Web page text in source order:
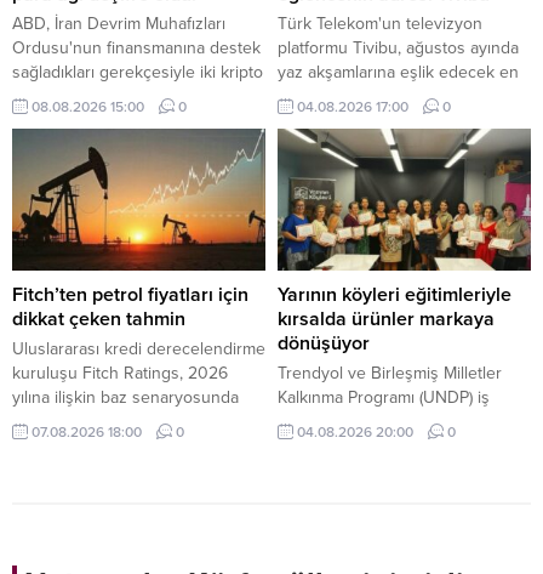
ABD, İran Devrim Muhafızları
Ordusu'nun finansmanına destek
sağladıkları gerekçesiyle iki kripto
para borsasını ve gölge bankacılık
ağını yaptırım listesine aldı.
08.08.2026 15:00 0
Türk Telekom'un televizyon
platformu Tivibu, ağustos ayında
yaz akşamlarına eşlik edecek en
yeni yapımları ve sevilen klasikleri
izleyicilerle buluşturmaya devam
ediyor. Birbirinden yeni yapımların
ve sevilen klasiklerin yer aldığı
Tivibu, her yaşa ve her zevke
hitap eden geniş, zengin film
seçkisiyle yaz tatili coşkusunu
artırıyor.
04.08.2026 17:00 0
Fitch’ten petrol fiyatları için
dikkat çeken tahmin
Uluslararası kredi derecelendirme
kuruluşu Fitch Ratings, 2026
yılına ilişkin baz senaryosunda
Brent petrolün ortalama varil
fiyatının 87 dolar seviyesinde
07.08.2026 18:00 0
Yarının köyleri eğitimleriyle
kırsalda ürünler markaya
dönüşüyor
Trendyol ve Birleşmiş Milletler
Kalkınma Programı (UNDP) iş
birliğinde yürütülen Yarının
Köyleri Projesi kapsamında,
04.08.2026 20:00 0